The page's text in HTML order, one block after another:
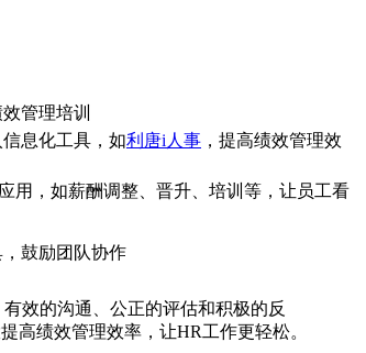
管理培训
息化工具，如利唐i人事 ，提高绩效管理效
用，如薪酬调整、晋升、培训等，让员工看
鼓励团队协作
效的沟通、公正的评估和积极的反
提高绩效管理效率，让HR工作更轻松。